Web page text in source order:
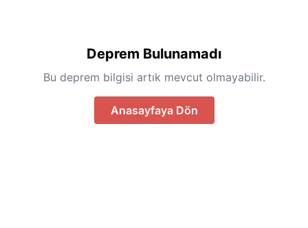
Deprem Bulunamadı
Bu deprem bilgisi artık mevcut olmayabilir.
Anasayfaya Dön